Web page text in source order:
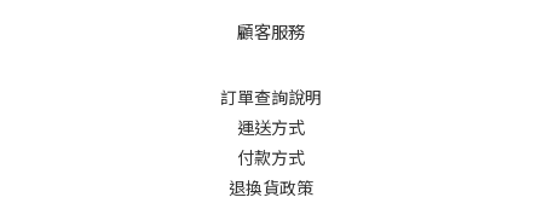
顧客服務
訂單查詢說明
運送方式
付款方式
退換貨政策